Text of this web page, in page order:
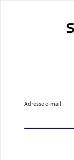
Adresse e-mail